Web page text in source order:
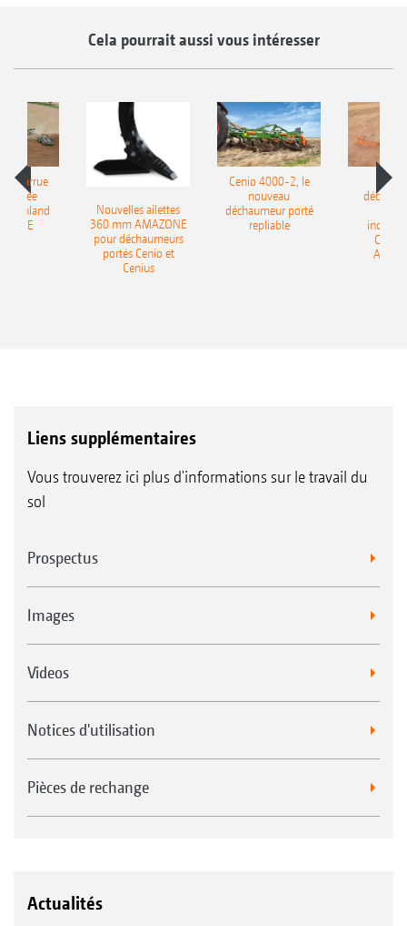
Cela pourrait aussi vous intéresser
charrue
portée
Onland
Nouvelles ailettes
360 mm AMAZONE
pour déchaumeurs
portés Cenio et
Cenius
Cenio 4000-2, le
nouveau
déchaumeur porté
repliable
Liens supplémentaires
Vous trouverez ici plus d'informations sur le travail du
sol
Prospectus
Images
Videos
Notices d'utilisation
Pièces de rechange
Actualités